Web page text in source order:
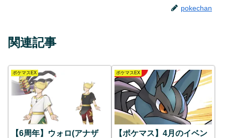
pokechan
関連記事
ポケマスEX
【6周年】ウォロ(アナザ
ポケマスEX
【ポケマス】4月のイベン